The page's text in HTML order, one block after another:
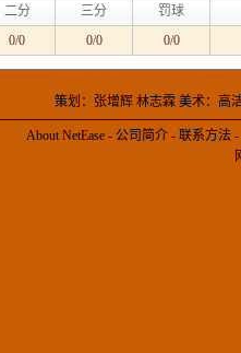
二分 三分
罚球
0/0 0/0 0/0
策划：张增辉 林志霖 美术：
About NetEase - 公司简介 - 联系方法 -